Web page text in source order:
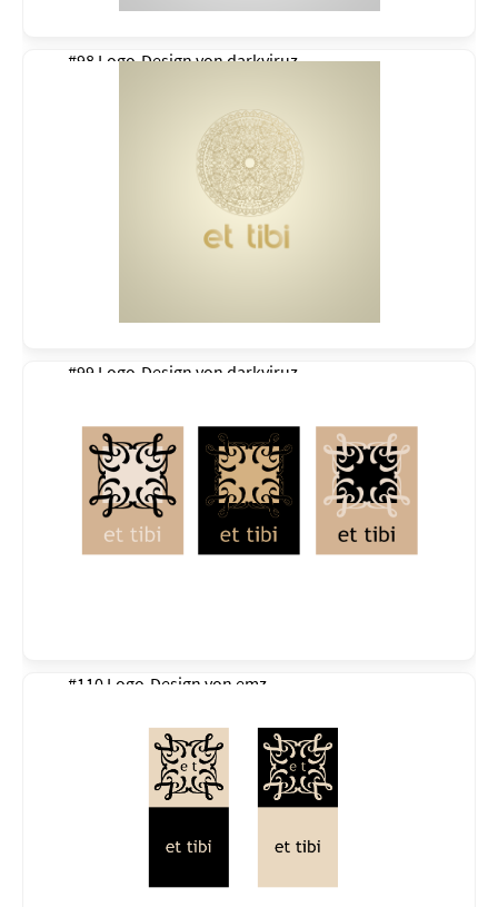
#98 Logo-Design vondarkviruz
#99 Logo-Design von darkviruz
#110 Logo-Design von emz